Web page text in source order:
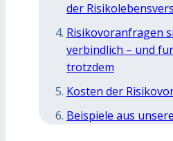
der
Risikovoranfragen
verbindlich – und
trotzdem
Kosten der
Beispiele aus